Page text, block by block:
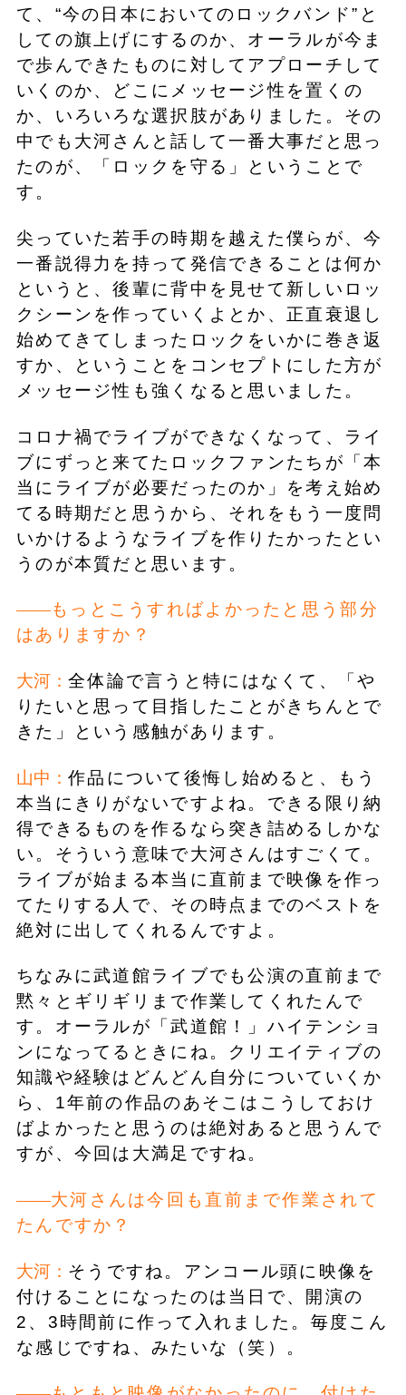
て、“今の日本においてのロックバンド”と
しての旗上げにするのか、オーラルが今ま
で歩んできたものに対してアプローチして
いくのか、どこにメッセージ性を置くの
か、いろいろな選択肢がありました。その
中でも大河さんと話して一番大事だと思っ
たのが、「ロックを守る」ということで
す。
尖っていた若手の時期を越えた僕らが、今
一番説得力を持って発信できることは何か
というと、後輩に背中を見せて新しいロッ
クシーンを作っていくよとか、正直衰退し
始めてきてしまったロックをいかに巻き返
すか、ということをコンセプトにした方が
メッセージ性も強くなると思いました。
コロナ禍でライブができなくなって、ライ
ブにずっと来てたロックファンたちが「本
当にライブが必要だったのか」を考え始め
てる時期だと思うから、それをもう一度問
いかけるようなライブを作りたかったとい
うのが本質だと思います。
もっとこうすればよかったと思う部分
はありますか？
大河： 全体論で言うと特にはなくて、「や
りたいと思って目指したことがきちんとで
きた」という感触があります。
山中： 作品について後悔し始めると、もう
本当にきりがないですよね。できる限り納
得できるものを作るなら突き詰めるしかな
い。そういう意味で大河さんはすごくて。
ライブが始まる本当に直前まで映像を作っ
てたりする人で、その時点までのベストを
絶対に出してくれるんですよ。
ちなみに武道館ライブでも公演の直前まで
黙々とギリギリまで作業してくれたんで
す。オーラルが「武道館！」ハイテンショ
ンになってるときにね。クリエイティブの
知識や経験はどんどん自分についていくか
ら、1年前の作品のあそこはこうしておけ
ばよかったと思うのは絶対あると思うんで
すが、今回は大満足ですね。
大河さんは今回も直前まで作業されて
たんですか？
大河： そうですね。アンコール頭に映像を
付けることになったのは当日で、開演の
2、3時間前に作って入れました。毎度こん
な感じですね、みたいな（笑）。